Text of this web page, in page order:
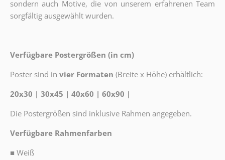
sondern auch Motive, die von unserem erfahrenen Team
sorgfältig ausgewählt wurden.
Verfügbare Postergrößen (in cm)
Poster sind in vier Formaten (Breite x Höhe) erhältlich:
20x30 | 30x45 | 40x60 | 60x90 |
Die Postergrößen sind inklusive Rahmen angegeben.
Verfügbare Rahmenfarben
■ Weiß